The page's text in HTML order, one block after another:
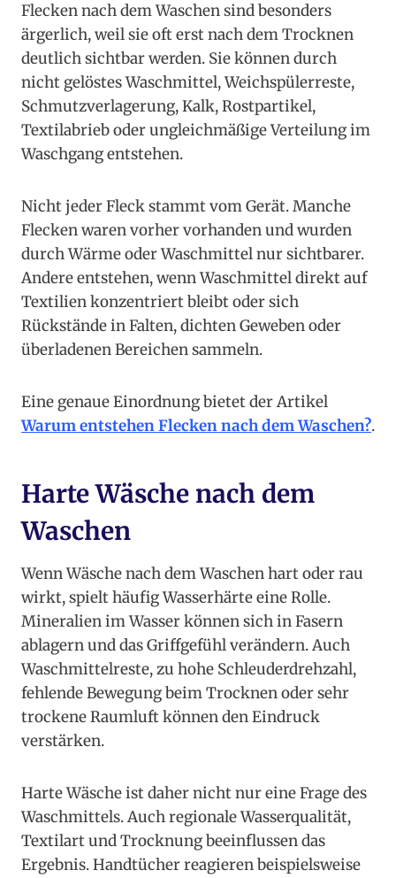
Flecken nach dem Waschen sind besonders
ärgerlich, weil sie oft erst nach dem Trocknen
deutlich sichtbar werden. Sie können durch
nicht gelöstes Waschmittel, Weichspülerreste,
Schmutzverlagerung, Kalk, Rostpartikel,
Textilabrieb oder ungleichmäßige Verteilung im
Waschgang entstehen.
Nicht jeder Fleck stammt vom Gerät. Manche
Flecken waren vorher vorhanden und wurden
durch Wärme oder Waschmittel nur sichtbarer.
Andere entstehen, wenn Waschmittel direkt auf
Textilien konzentriert bleibt oder sich
Rückstände in Falten, dichten Geweben oder
überladenen Bereichen sammeln.
Eine genaue Einordnung bietet der Artikel
Warum entstehen Flecken nach dem Waschen?.
Harte Wäsche nach dem
Waschen
Wenn Wäsche nach dem Waschen hart oder rau
wirkt, spielt häufig Wasserhärte eine Rolle.
Mineralien im Wasser können sich in Fasern
ablagern und das Griffgefühl verändern. Auch
Waschmittelreste, zu hohe Schleuderdrehzahl,
fehlende Bewegung beim Trocknen oder sehr
trockene Raumluft können den Eindruck
verstärken.
Harte Wäsche ist daher nicht nur eine Frage des
Waschmittels. Auch regionale Wasserqualität,
Textilart und Trocknung beeinflussen das
Ergebnis. Handtücher reagieren beispielsweise